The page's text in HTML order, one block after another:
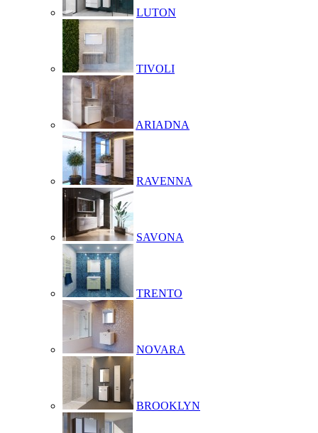
LUTON
TIVOLI
ARIADNA
RAVENNA
SAVONA
TRENTO
NOVARA
BROOKLYN